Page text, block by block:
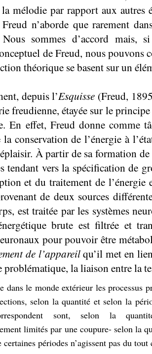
mélodie par rapport aux autres
n’aborde que rarement
sommes d’accord mais,
de Freud, nous pouvons
théorique se basent sur un
depuis l’Esquisse (Freud,
freudienne, étayée sur le
En effet, Freud donne comme
la conservation de l’énergie à
À partir de sa formation
tendant vers la spécification de
et du traitement de l’énergie
de deux sources
est traitée par les systèmes
brute est filtrée et
pour pouvoir être
de l’appareilqu’il met en
problématique, la liaison entre la
dans le monde extérieur les processus
selon la quantité et selon la
sont, selon la
limités par une coupure- selon la
certaines périodes n’agissent pas du